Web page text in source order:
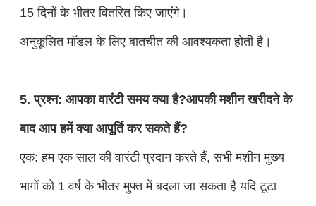
15 दिनों के भीतर वितरित किए जाएंगे।
अनुकूलित मॉडल के लिए बातचीत की आवश्यकता होती है।
5. प्रश्न: आपका वारंटी समय क्या है?आपकी मशीन खरीदने के
बाद आप हमें क्या आपूर्ति कर सकते हैं?
एक: हम एक साल की वारंटी प्रदान करते हैं, सभी मशीन मुख्य
भागों को 1 वर्ष के भीतर मुफ्त में बदला जा सकता है यदि टूटा